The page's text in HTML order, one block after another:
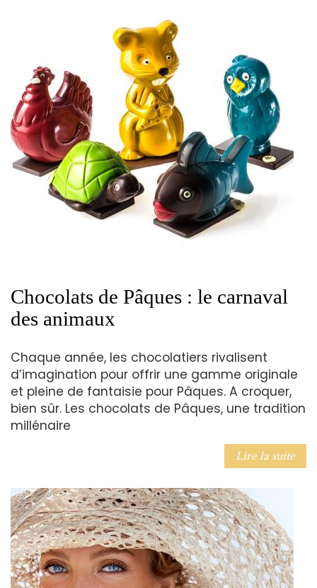
Chocolats de Pâques : le carnaval
des animaux
Chaque année, les chocolatiers rivalisent
d’imagination pour offrir une gamme originale
et pleine de fantaisie pour Pâques. A croquer,
bien sûr. Les chocolats de Pâques, une tradition
millénaire
Lire la suite